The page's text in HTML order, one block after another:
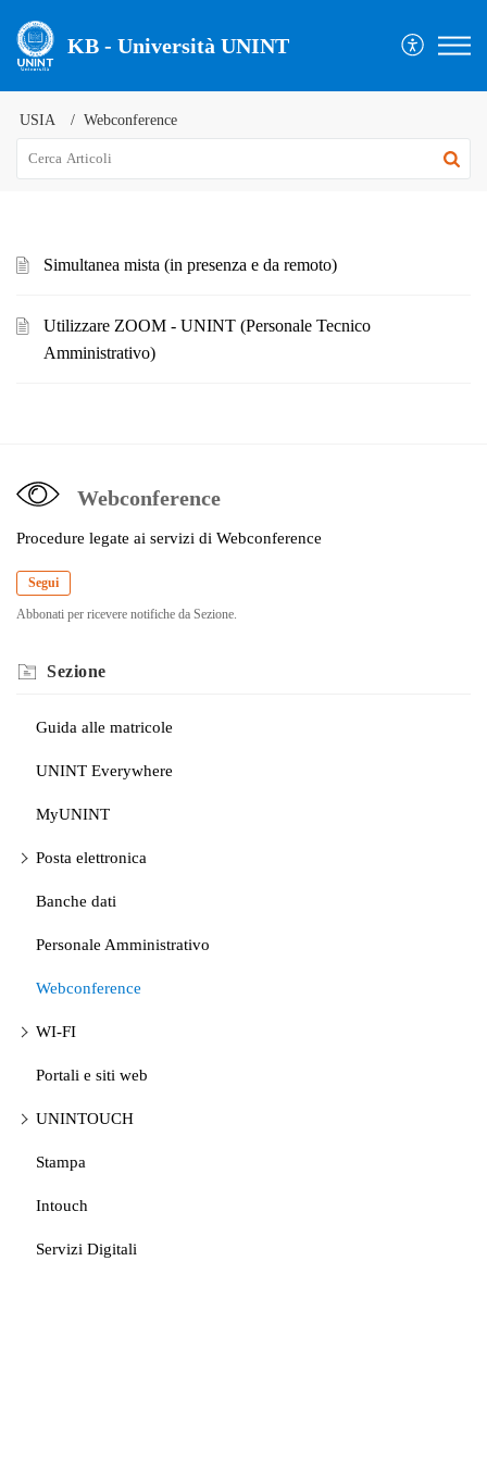
KB - Università UNINT
USIA Webconference
Simultanea mista (in presenza e da remoto)
Utilizzare ZOOM - UNINT (Personale Tecnico
Amministrativo)
Webconference
Procedure legate ai servizi di Webconference
Segui
Abbonati per ricevere notifiche da Sezione.
Sezione
Guida alle matricole
UNINT Everywhere
MyUNINT
Posta elettronica
Banche dati
Personale Amministrativo
Webconference
WI-FI
Portali e siti web
UNINTOUCH
Stampa
Intouch
Servizi Digitali